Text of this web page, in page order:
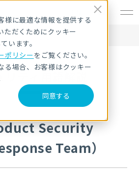
様に最適な情報を提供する
ただくためにクッキー
います。
ポリシーをご覧ください。
る場合、お客様はクッキー
同意する
説
Response Team）
ティ用語解説
Security
Team）